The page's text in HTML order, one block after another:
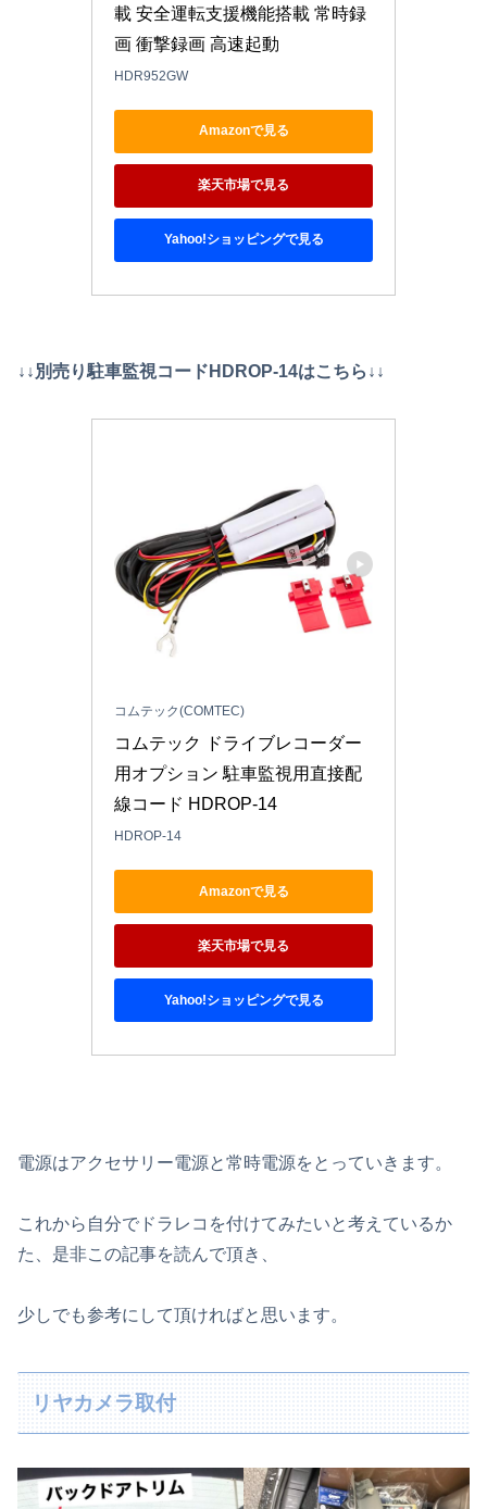
載 安全運転支援機能搭載 常時録
画 衝撃録画 高速起動
HDR952GW
Amazonで見る
楽天市場で見る
Yahoo!ショッピングで見る
↓↓別売り駐車監視コードHDROP-14はこちら↓↓
コムテック(COMTEC)
コムテック ドライブレコーダー
用オプション 駐車監視用直接配
線コード HDROP-14
HDROP-14
Amazonで見る
楽天市場で見る
Yahoo!ショッピングで見る
電源はアクセサリー電源と常時電源をとっていきます。
これから自分でドラレコを付けてみたいと考えているか
た、是非この記事を読んで頂き、
少しでも参考にして頂ければと思います。
リヤカメラ取付